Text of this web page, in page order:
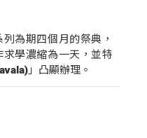
為期四個月的祭典，
學濃縮為一天，並特
」凸顯辦理。